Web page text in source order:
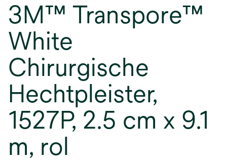
3M™ Transpore™
White
Chirurgische
Hechtpleister,
1527P, 2.5 cm x 9.1
m, rol